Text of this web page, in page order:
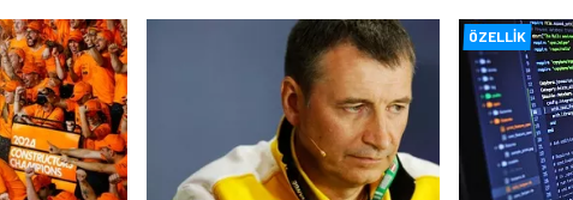
ÖZELLIK